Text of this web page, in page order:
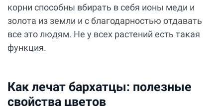
корни способны вбирать в себя ионы меди и
золота из земли и с благодарностью отдавать
все это людям. Не у всех растений есть такая
функция.
Как лечат бархатцы: полезные
свойства цветов